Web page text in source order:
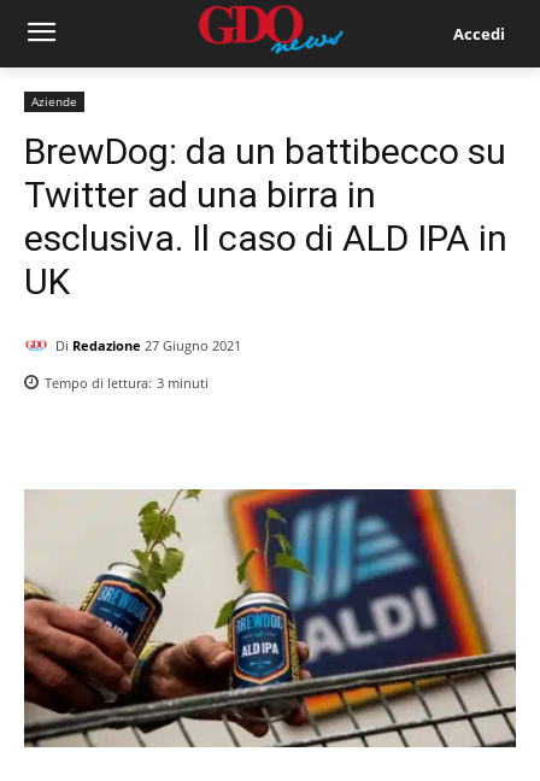
Accedi
Aziende
BrewDog: da un battibecco su
Twitter ad una birra in
esclusiva. Il caso di ALD IPA in
UK
Di Redazione 27 Giugno 2021
Tempo di lettura: 3 minuti